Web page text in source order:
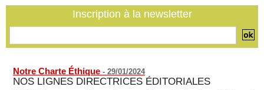
Journaliste libanaise tuée par Israël : Amnesty France
demande une enquête pour crime de guerre
Inscription à la newsletter
Notre Charte Éthique - 29/01/2024
NOS LIGNES DIRECTRICES ÉDITORIALES